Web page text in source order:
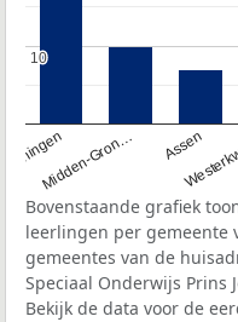
Midden-Gron… Assen
10
10
Bovenstaande grafiek
leerlingen per gemeente
gemeentes van de
Speciaal Onderwijs Prins
Bekijk de data voor de